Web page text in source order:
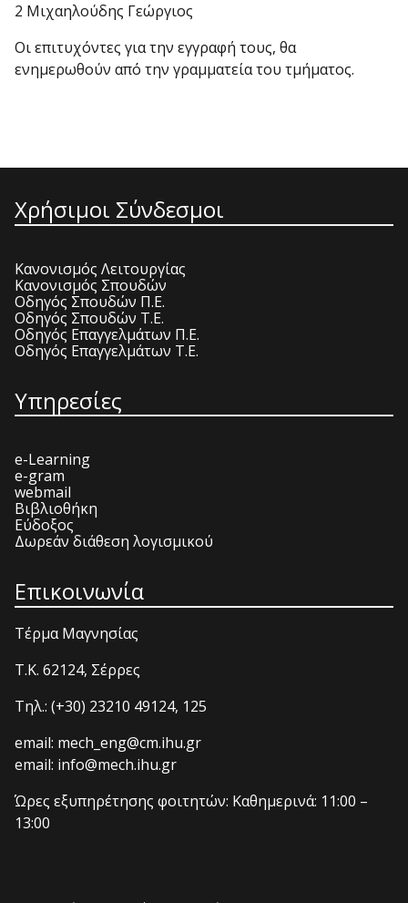
2 Μιχαηλούδης Γεώργιος
Οι επιτυχόντες για την εγγραφή τους, θα
ενημερωθούν από την γραμματεία του τμήματος.
Χρήσιμοι Σύνδεσμοι
Κανονισμός Λειτουργίας
Κανονισμός Σπουδών
Οδηγός Σπουδών Π.Ε.
Οδηγός Σπουδών Τ.Ε.
Οδηγός Επαγγελμάτων Π.Ε.
Οδηγός Επαγγελμάτων Τ.Ε.
Υπηρεσίες
e-Learning
e-gram
webmail
Βιβλιοθήκη
Εύδοξος
Δωρεάν διάθεση λογισμικού
Επικοινωνία
Τέρμα Μαγνησίας
T.K. 62124, Σέρρες
Τηλ.: (+30) 23210 49124, 125
email: mech_eng@cm.ihu.gr
email: info@mech.ihu.gr
Ώρες εξυπηρέτησης φοιτητών: Καθημερινά: 11:00 –
13:00